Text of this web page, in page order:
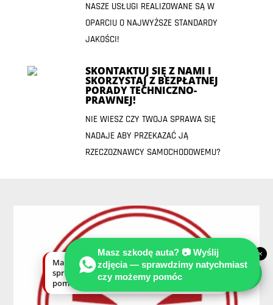
NASZE USŁUGI REALIZOWANE SĄ W
OPARCIU O NAJWYŻSZE STANDARDY
JAKOŚCI!
SKONTAKTUJ SIĘ Z NAMI I
SKORZYSTAJ Z BEZPŁATNEJ
PORADY TECHNICZNO-
PRAWNEJ!
NIE WIESZ CZY TWOJA SPRAWA SIĘ
NADAJE ABY PRZEKAZAĆ JĄ
RZECZOZNAWCY SAMOCHODOWEMU?
Masz szkodę auta? 📷 Wyślij
zdjęcia — sprawdzimy natychmiast
czy możemy pomóc
×
Masz szkodę auta? Wyślij zdjęcia —
sprawdzimy natychmiast, czy możemy
pomóc.